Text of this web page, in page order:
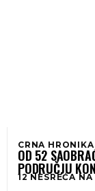
CRNA HRONIKA
OD 52
PODRUČJU
POVREDE
12 NESREĆA